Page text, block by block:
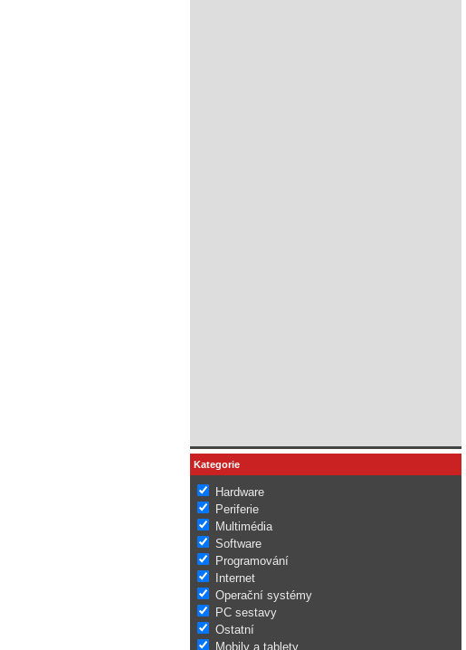
Kategorie
Hardware
Periferie
Multimédia
Software
Programování
Internet
Operační systémy
PC sestavy
Ostatní
Mobily a tablety